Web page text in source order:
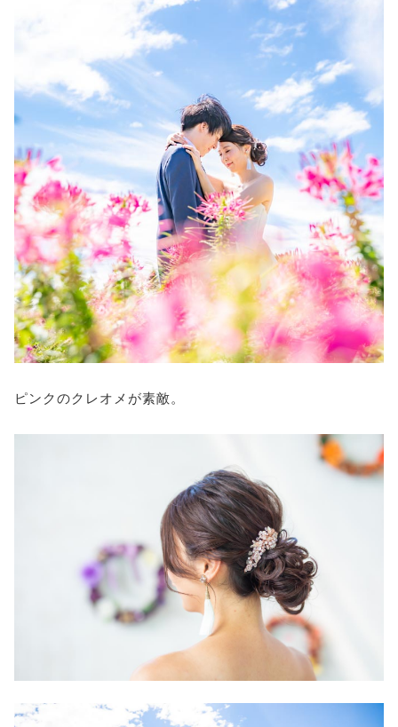
ピンクのクレオメが素敵。